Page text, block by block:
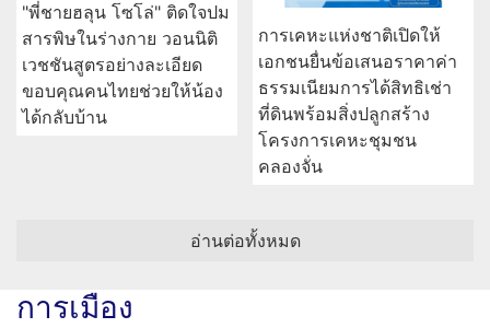
"พี่ชายฮลุน โซโล่" ติดใจปม
สารพิษในร่างกาย วอนนิติ
เวชชันสูตรอย่างละเอียด
ขอบคุณคนไทยช่วยให้น้อง
ได้กลับบ้าน
การเคหะแห่งชาติเปิดให้
เอกชนยื่นข้อเสนอราคาค่า
ธรรมเนียมการได้สิทธิเช่า
ที่ดินพร้อมสิ่งปลูกสร้าง
โครงการเคหะชุมชน
คลองจั่น
อ่านต่อทั้งหมด
การเมือง